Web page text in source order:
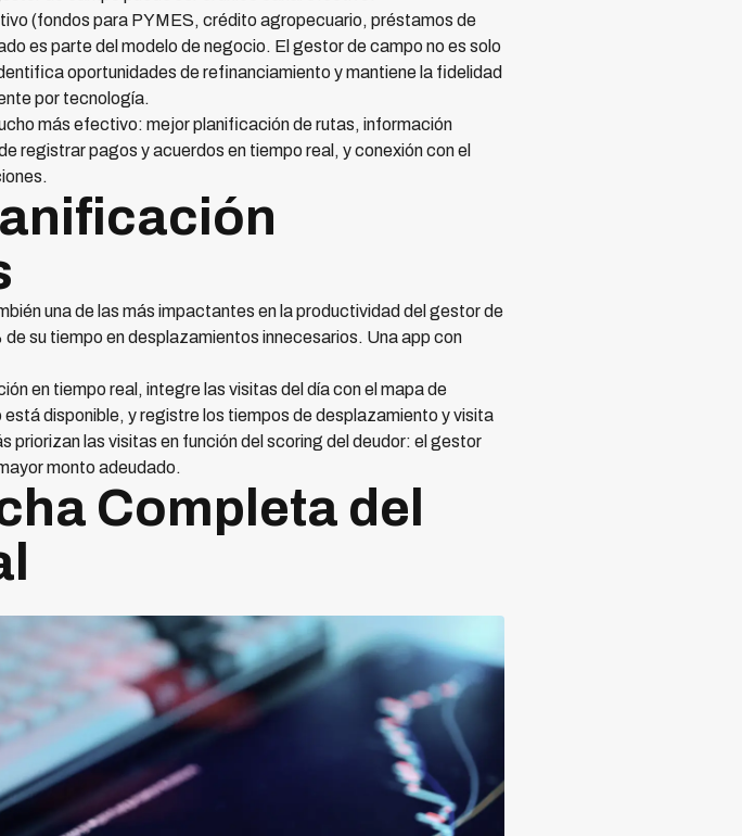
(fondos para PYMES, crédito agropecuario, préstamos de
es parte del modelo de negocio. El gestor de campo no es solo
oportunidades de refinanciamiento y mantiene la fidelidad
por tecnología.
más efectivo: mejor planificación de rutas, información
registrar pagos y acuerdos en tiempo real, y conexión con el
una de las más impactantes en la productividad del gestor de
su tiempo en desplazamientos innecesarios. Una app con
en tiempo real, integre las visitas del día con el mapa de
disponible, y registre los tiempos de desplazamiento y visita
las visitas en función del scoring del deudor: el gestor
monto adeudado.
Completa del